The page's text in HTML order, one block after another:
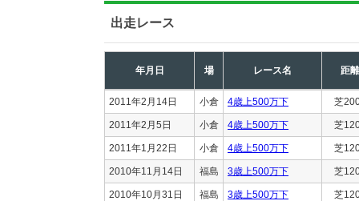
出走レース
年月日 場 レース名 距離
2011年2月14日 小倉 4歳上500万下 芝
2011年2月5日 小倉 4歳上500万下 芝
2011年1月22日 小倉 4歳上500万下 芝
2010年11月14日 福島 3歳上500万下 芝
2010年10月31日 福島 3歳上500万下 芝